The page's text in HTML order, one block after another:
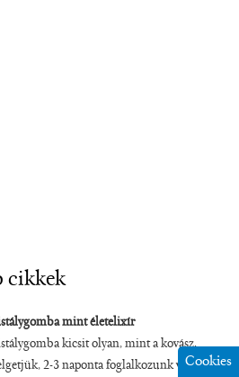
cikkek
mint életelixír
kicsit olyan, mint a kovász.
2-3 naponta foglalkozunk vele,Cookies